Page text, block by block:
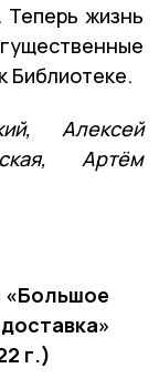
Теперь жизнь
Библиотеке.
Алексей
Артём
г.)